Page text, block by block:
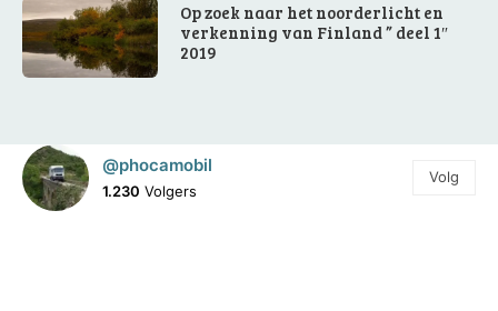
Op zoek naar het noorderlicht en
verkenning van Finland ” deel 1″
2019
@phocamobil
1.230 Volgers
Volg